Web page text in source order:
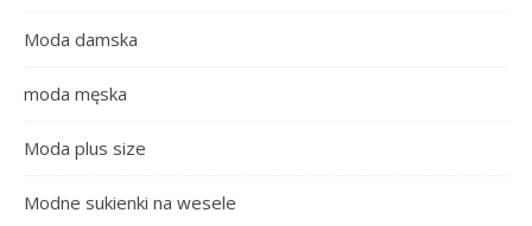
Moda damska
moda męska
Moda plus size
Modne sukienki na wesele